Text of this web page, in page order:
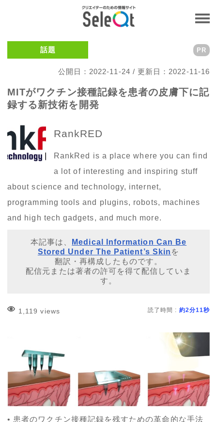
話題
公開日：2022-11-24 / 更新日：2022-11-16
PR
MITがワクチン接種記録を患者の皮膚下に記
録する新技術を開発
RankRED
RankRed is a place where you can find
a lot of interesting and inspiring stuff
about science and technology, internet,
programming tools and plugins, robots, machines
and high tech gadgets, and much more.
本記事は、
Medical Information Can Be
Stored Under The Patient’s Skin を
翻訳・再構成したものです。
配信元または著者の許可を得て配信していま
す。
1,119 views 読了時間 : 約2分11秒
• 患者のワクチン接種記録を残すための革命的な手法